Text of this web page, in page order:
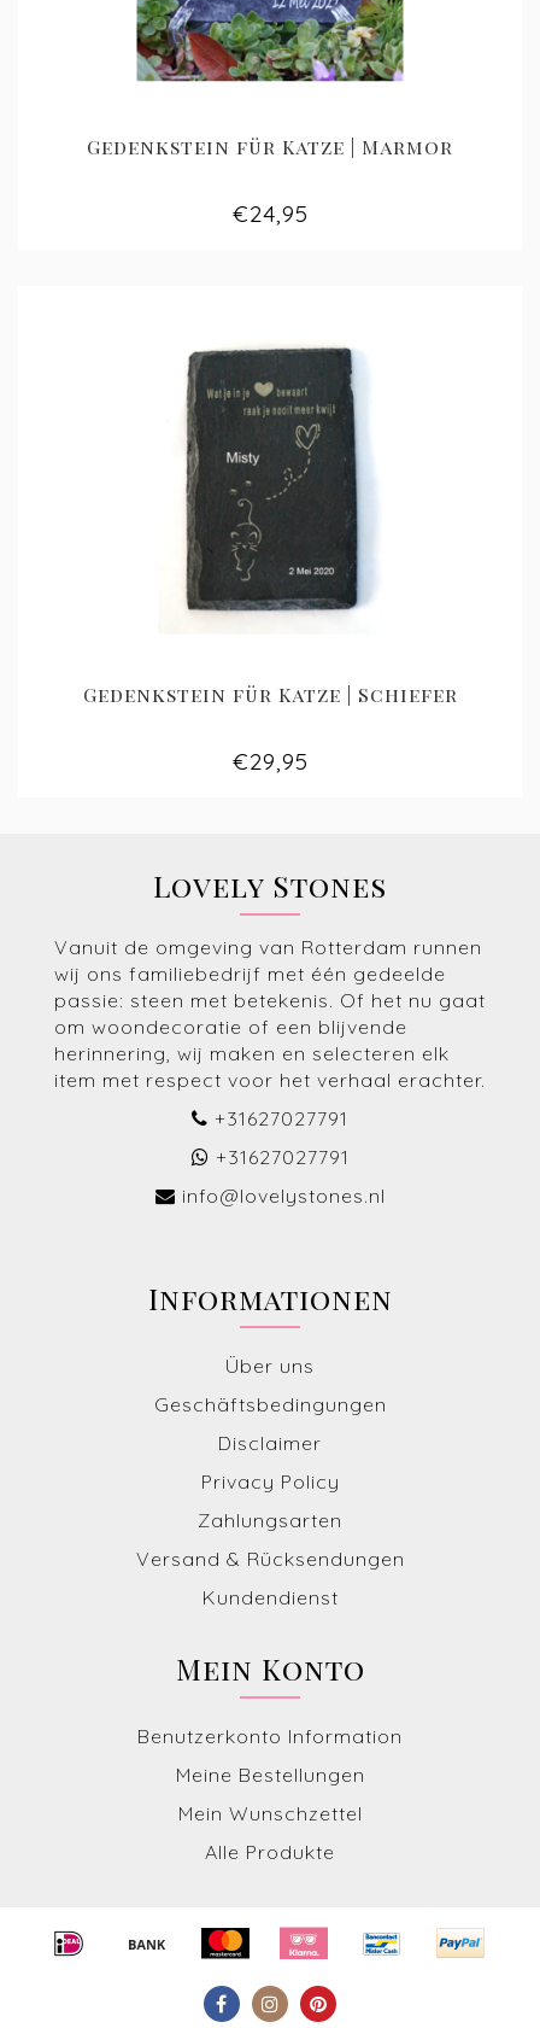
Gedenkstein für Katze | Marmor
€24,95
Gedenkstein für Katze | Schiefer
€29,95
Lovely Stones
Vanuit de omgeving van Rotterdam runnen
wij ons familiebedrijf met één gedeelde
passie: steen met betekenis. Of het nu gaat
om woondecoratie of een blijvende
herinnering, wij maken en selecteren elk
item met respect voor het verhaal erachter.
+31627027791
+31627027791
info@lovelystones.nl
Informationen
Über uns
Geschäftsbedingungen
Disclaimer
Privacy Policy
Zahlungsarten
Versand & Rücksendungen
Kundendienst
Mein Konto
Benutzerkonto Information
Meine Bestellungen
Mein Wunschzettel
Alle Produkte